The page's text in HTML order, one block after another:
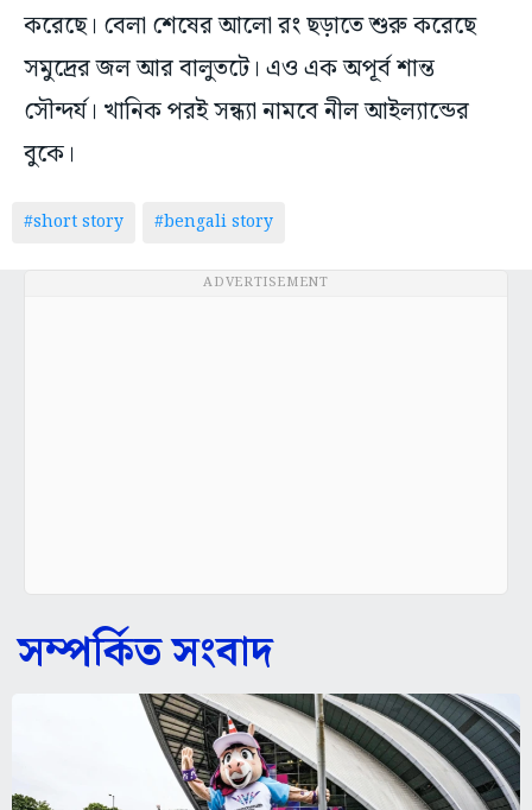
সমুদ্রের জল আর বালুতটে। এও এক অপূর্ব শান্ত
সৌন্দর্য। খানিক পরই সন্ধ্যা নামবে নীল আইল্যান্ডের
বুকে।
#short story
ADVERTISEMENT